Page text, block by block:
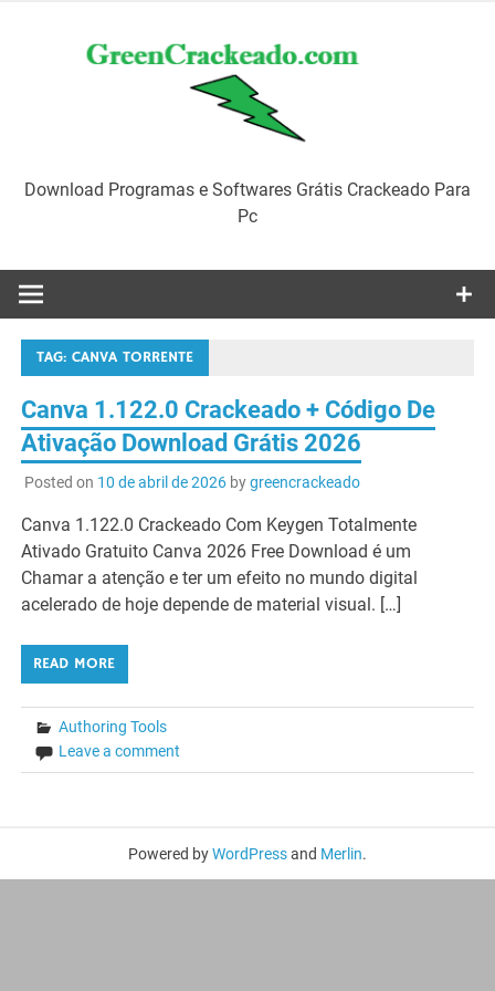
Download Programas e Softwares Grátis Crackeado Para
Pc
TAG:CANVA TORRENTE
Canva 1.122.0 Crackeado + Código De
Ativação Download Grátis 2026
Posted on 10 de abril de 2026bygreencrackeado
Canva 1.122.0 Crackeado Com Keygen Totalmente
Ativado Gratuito Canva 2026 Free Download é um
Chamar a atenção e ter um efeito no mundo digital
acelerado de hoje depende de material visual. […]
READ MORE
Authoring Tools
Leave a comment
Powered byWordPressand Merlin.